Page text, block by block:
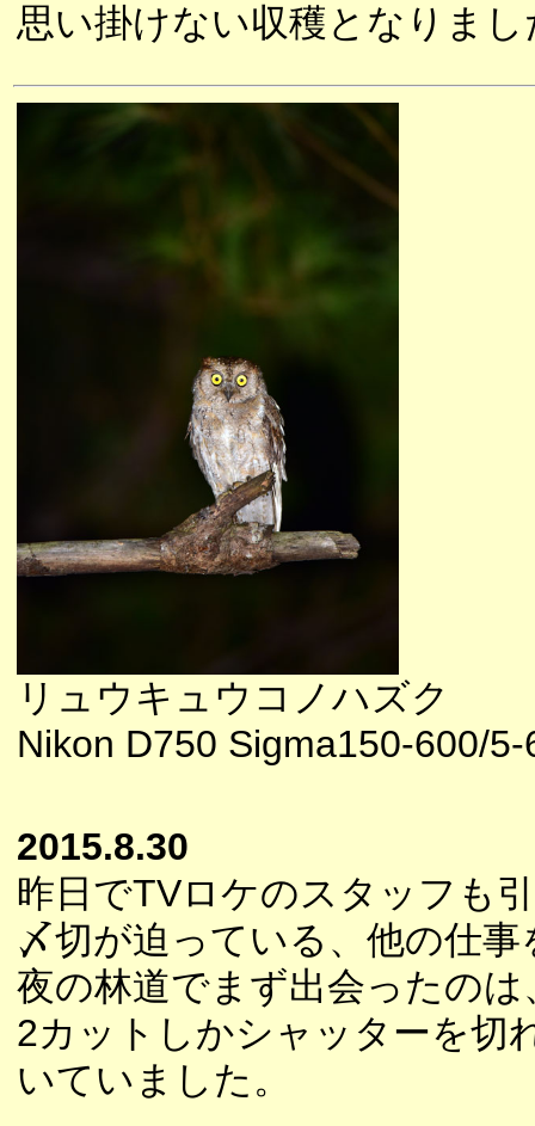
思い掛けない収穫となりまし
リュウキュウコノハズク
Nikon D750 Sigma150-600/
2015.8.30
昨日でTVロケのスタッフも
〆切が迫っている、他の仕
夜の林道でまず出会ったの
2カットしかシャッターを切
いていました。